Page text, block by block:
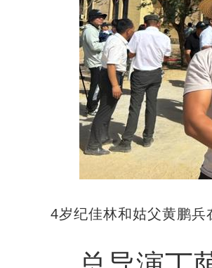
4岁纪佳林和姑父黄鹏兵